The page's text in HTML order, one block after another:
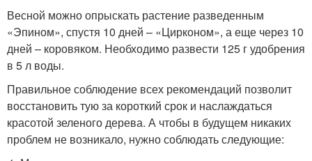
Весной можно опрыскать растение разведенным
«Эпином», спустя 10 дней – «Цирконом», а еще через 10
дней – коровяком. Необходимо развести 125 г удобрения
в 5 л воды.
Правильное соблюдение всех рекомендаций позволит
восстановить тую за короткий срок и наслаждаться
красотой зеленого дерева. А чтобы в будущем никаких
проблем не возникало, нужно соблюдать следующие: